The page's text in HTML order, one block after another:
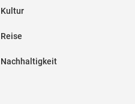
Kultur
Reise
Nachhaltigkeit